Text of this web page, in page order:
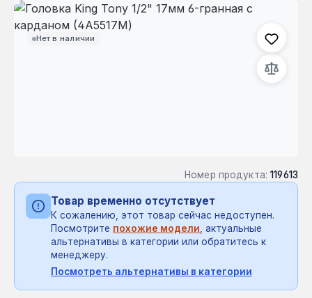
Нет в наличии
Пропустить галерею изображений
Номер продукта: 119613
Товар временно отсутствует
К сожалению, этот товар сейчас недоступен.
Посмотрите похожие модели, актуальные
альтернативы в категории или обратитесь к
менеджеру.
Посмотреть альтернативы в категории